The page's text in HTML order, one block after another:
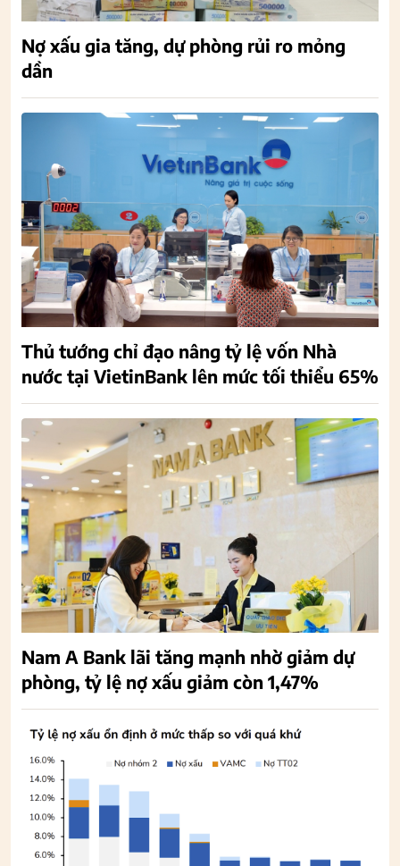
Nợ xấu gia tăng, dự phòng rủi ro mỏng
dần
Thủ tướng chỉ đạo nâng tỷ lệ vốn Nhà
nước tại VietinBank lên mức tối thiểu 65%
Nam A Bank lãi tăng mạnh nhờ giảm dự
phòng, tỷ lệ nợ xấu giảm còn 1,47%